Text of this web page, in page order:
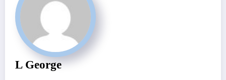
L George